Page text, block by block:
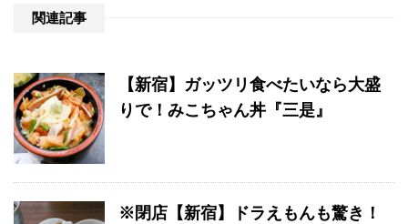
関連記事
【新宿】ガッツリ食べたいなら大盛
りで！みこちゃん丼『三是』
※閉店【新宿】ドラえもんも驚き！